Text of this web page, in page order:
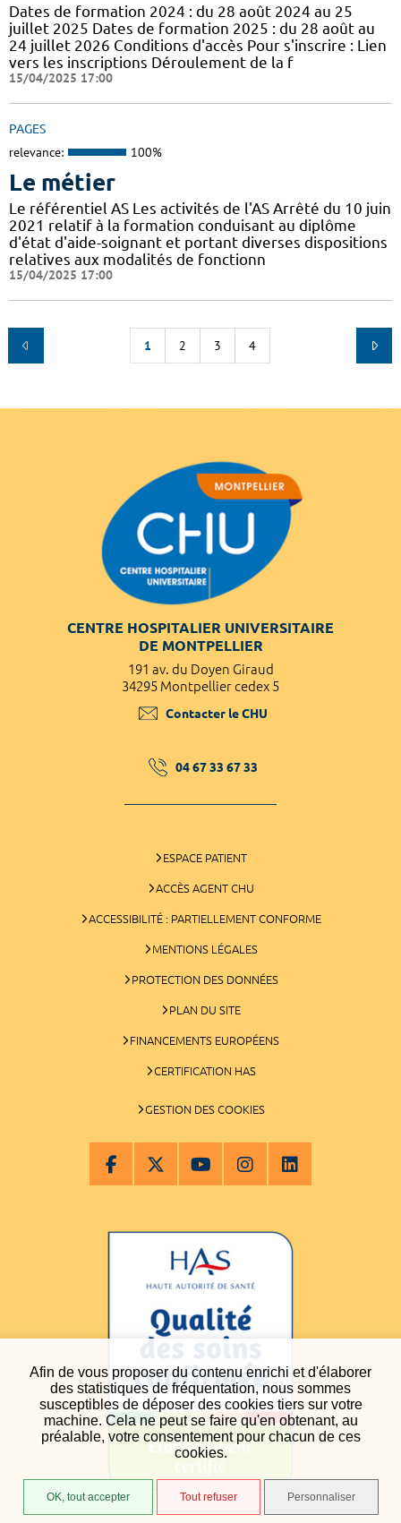
Afin de vous proposer du contenu enrichi et d'élaborer
des statistiques de fréquentation, nous sommes
susceptibles de déposer des cookies tiers sur votre
machine. Cela ne peut se faire qu'en obtenant, au
préalable, votre consentement pour chacun de ces
cookies.
OK, tout accepter Tout refuser Personnaliser
Dates de formation 2024 : du 28 août 2024 au 25
juillet 2025 Dates de formation 2025 : du 28 août au
24 juillet 2026 Conditions d'accès Pour s'inscrire : Lien
vers les inscriptions Déroulement de la f
15/04/2025 17:00
PAGES
relevance: 100%
Le métier
Le référentiel AS Les activités de l'AS Arrêté du 10 juin
2021 relatif à la formation conduisant au diplôme
d'état d'aide-soignant et portant diverses dispositions
relatives aux modalités de fonctionn
15/04/2025 17:00
1 2 3 4
CENTRE HOSPITALIER UNIVERSITAIRE
DE MONTPELLIER
191 av. du Doyen Giraud
34295 Montpellier cedex 5
Contacter le CHU
04 67 33 67 33
ESPACE PATIENT
ACCÈS AGENT CHU
ACCESSIBILITÉ : PARTIELLEMENT CONFORME
MENTIONS LÉGALES
PROTECTION DES DONNÉES
PLAN DU SITE
FINANCEMENTS EUROPÉENS
CERTIFICATION HAS
GESTION DES COOKIES